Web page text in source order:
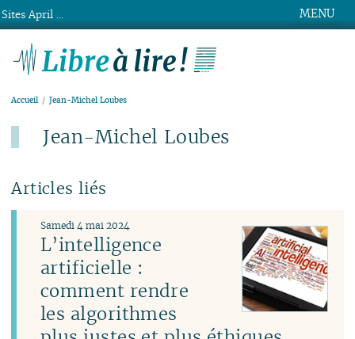
MENU
Accueil Jean-Michel Loubes
Jean-Michel Loubes
Articles liés
L’intelligence
artificielle :
comment rendre
les algorithmes
Samedi 4 mai 2024
Sites April ...